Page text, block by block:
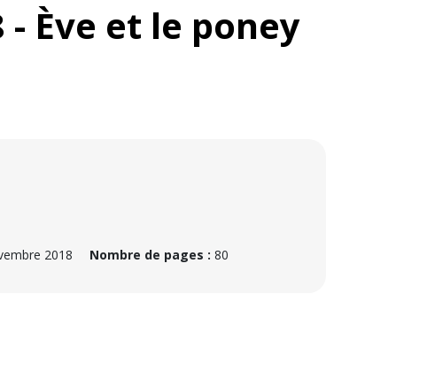
- Ève et le poney
2018 Nombre de pages : 80